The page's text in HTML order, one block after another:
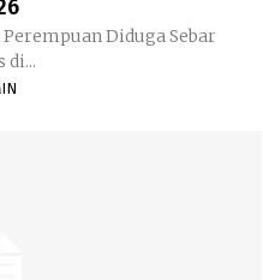
Diduga Sebar
di...